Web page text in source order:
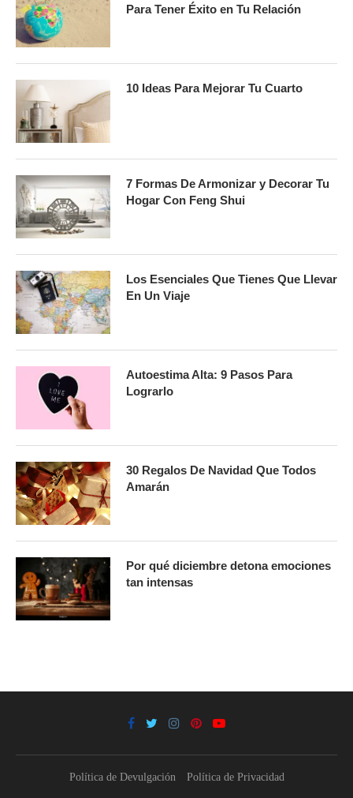
Para Tener Éxito en Tu Relación
10 Ideas Para Mejorar Tu Cuarto
7 Formas De Armonizar y Decorar Tu
Hogar Con Feng Shui
Los Esenciales Que Tienes Que Llevar
En Un Viaje
Autoestima Alta: 9 Pasos Para
Lograrlo
30 Regalos De Navidad Que Todos
Amarán
Por qué diciembre detona emociones
tan intensas
Política de Devulgación Política de Privacidad